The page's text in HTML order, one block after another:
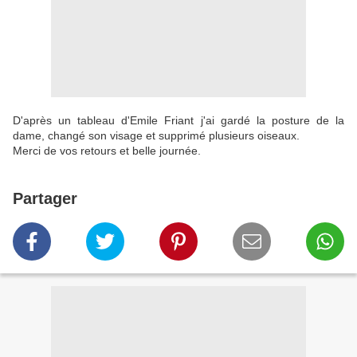
D'après un tableau d'Emile Friant j'ai gardé la posture de la
dame, changé son visage et supprimé plusieurs oiseaux.
Merci de vos retours et belle journée.
Partager